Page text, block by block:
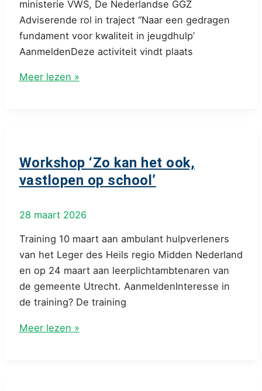
ministerie VWS, De Nederlandse GGZ
Adviserende rol in traject “Naar een gedragen
fundament voor kwaliteit in jeugdhulp’
AanmeldenDeze activiteit vindt plaats
Kopgroep
fundament
Meer lezen »
Workshop ‘Zo kan het ook,
vastlopen op school’
28 maart 2026
Training 10 maart aan ambulant hulpverleners
van het Leger des Heils regio Midden Nederland
en op 24 maart aan leerplichtambtenaren van
de gemeente Utrecht. AanmeldenInteresse in
de training? De training
Workshop
Meer lezen »